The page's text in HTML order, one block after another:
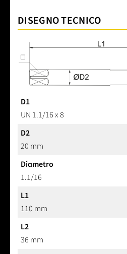
DISEGNO TECNICO
D1
UN 1.1/16 x 8
D2
20 mm
Diametro
1.1/16
L1
110 mm
L2
36 mm